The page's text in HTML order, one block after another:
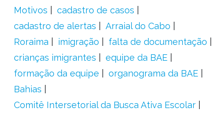
Motivos
cadastro de casos
cadastro de alertas
Arraial do Cabo
Roraima
imigração
falta de documentação
crianças imigrantes
equipe da BAE
formação da equipe
organograma da BAE
Bahias
Comitê Intersetorial da Busca Ativa Escolar